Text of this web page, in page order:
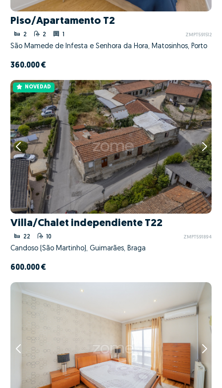
Piso/Apartamento T2
2 2 1 ZMPT591512
São Mamede de Infesta e Senhora da Hora, Matosinhos, Porto
360.000 €
NOVEDAD
Villa/Chalet independiente T22
22 10 ZMPT591894
Candoso (São Martinho), Guimarães, Braga
600.000 €